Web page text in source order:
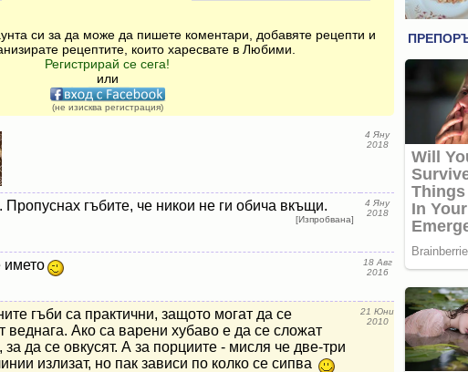
си за да може да пишете коментари, добавяте рецепти и
рецептите, които харесвате в Любими.
Регистрирай се сега!
или
(не изисква регистрация)
4 Яну
2018
Пропуснах гъбите, че никои не ги обича вкъщи.
[Изпробвана]
4 Яну
2018
името
18 Авг
2016
гъби са практични, защото могат да се
веднага. Ако са варени хубаво е да се сложат
за да се овкусят. А за порциите - мисля че две-три
излизат, но пак зависи по колко се сипва
21 Юни
2010